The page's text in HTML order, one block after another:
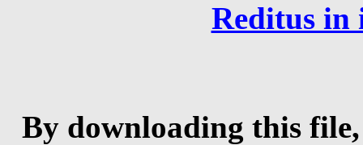
Reditus in
By downloading this